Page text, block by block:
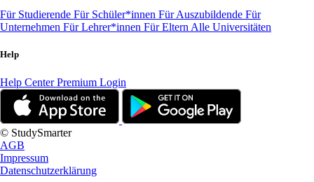
Für Studierende Für Schüler*innen Für Auszubildende Für
Unternehmen Für Lehrer*innen Für Eltern Alle Universitäten
Help
Help CenterPremium Login
© StudySmarter
AGB
Impressum
Datenschutzerklärung